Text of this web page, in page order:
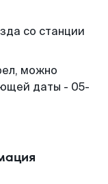
со станции
можно
даты - 05-